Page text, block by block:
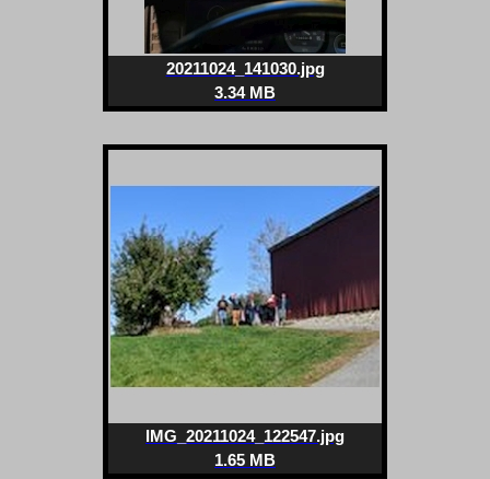
20211024_141030.jpg
3.34 MB
IMG_20211024_122547.jpg
1.65 MB